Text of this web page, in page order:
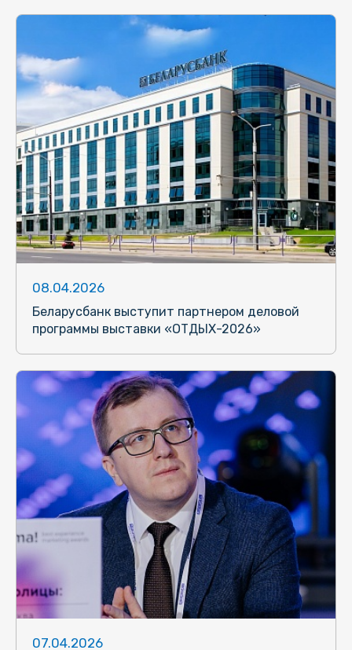
08.04.2026
Беларусбанк выступит партнером деловой
программы выставки «ОТДЫХ-2026»
07.04.2026